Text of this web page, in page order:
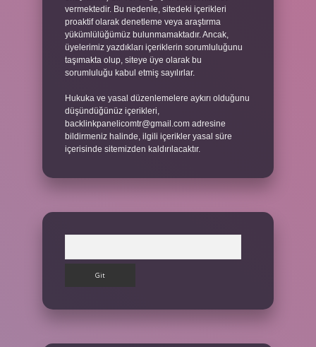
vermektedir. Bu nedenle, sitedeki içerikleri
proaktif olarak denetleme veya araştırma
yükümlülüğümüz bulunmamaktadır. Ancak,
üyelerimiz yazdıkları içeriklerin sorumluluğunu
taşımakta olup, siteye üye olarak bu
sorumluluğu kabul etmiş sayılırlar.
Hukuka ve yasal düzenlemelere aykırı olduğunu
düşündüğünüz içerikleri,
backlinkpanelicomtr@gmail.com adresine
bildirmeniz halinde, ilgili içerikler yasal süre
içerisinde sitemizden kaldırılacaktır.